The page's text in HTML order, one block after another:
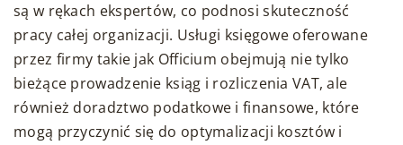
są w rękach ekspertów, co podnosi skuteczność
pracy całej organizacji. Usługi księgowe oferowane
przez firmy takie jak Officium obejmują nie tylko
bieżące prowadzenie ksiąg i rozliczenia VAT, ale
również doradztwo podatkowe i finansowe, które
mogą przyczynić się do optymalizacji kosztów i